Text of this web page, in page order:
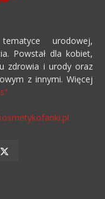
urodowej,
Powstał dla kobiet,
zdrowia i urody oraz
z innymi. Więcej